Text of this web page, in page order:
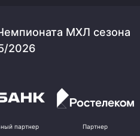
МХЛ сезона
2026
партнер Партнер